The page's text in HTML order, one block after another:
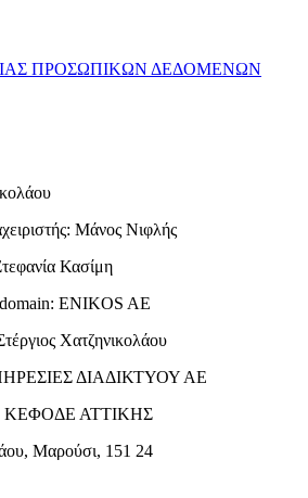
ΠΡΟΣΩΠΙΚΩΝ ΔΕΔΟΜΕΝΩΝ
Μάνος Νιφλής
Κασίμη
ENIKOS AE
Χατζηνικολάου
ΔΙΑΔΙΚΤΥΟΥ ΑΕ
ΚΕΦΟΔΕ ΑΤΤΙΚΗΣ
Μαρούσι, 151 24